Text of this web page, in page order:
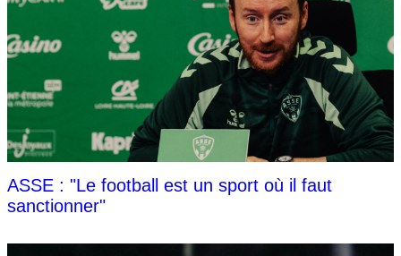
ASSE : "Le football est un sport où il faut
sanctionner"